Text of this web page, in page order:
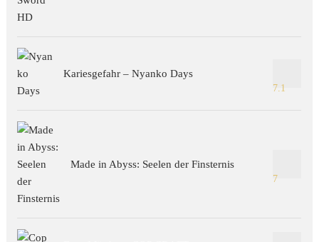
Kariesgefahr – Nyanko Days
7.1
Made in Abyss: Seelen der Finsternis
7